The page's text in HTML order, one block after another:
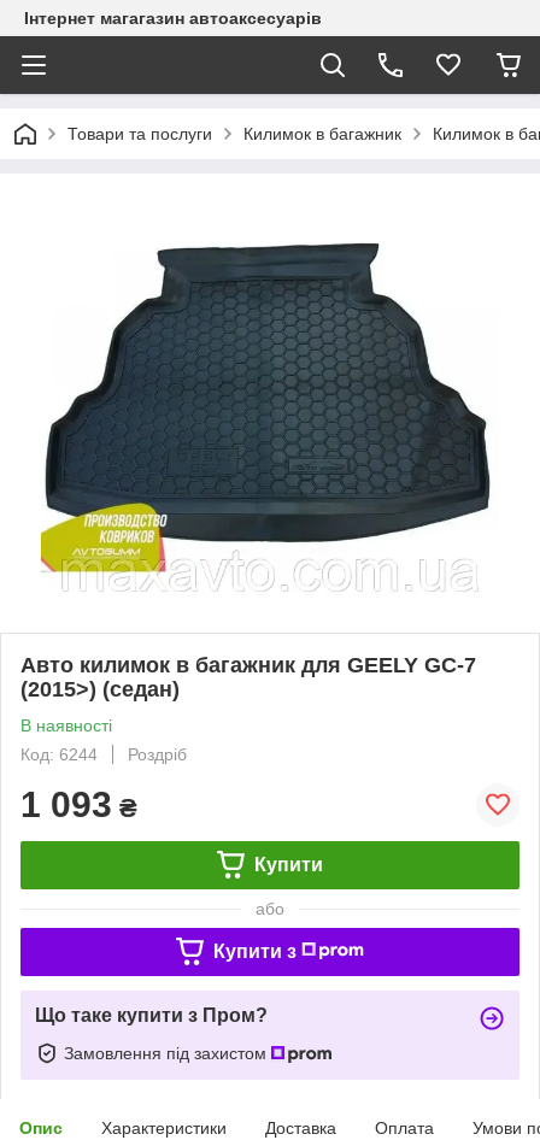
Інтернет магагазин автоаксесуарів
Товари та послуги Килимок в багажник Килимок в
Авто килимок в багажник для GEELY GC-7
(2015>) (седан)
В наявності
Код: 6244
Роздріб
1 093 ₴
Купити
або
Купити з
Що таке купити з Пром?
Замовлення під захистом
Опис Характеристики Доставка Оплата Умови